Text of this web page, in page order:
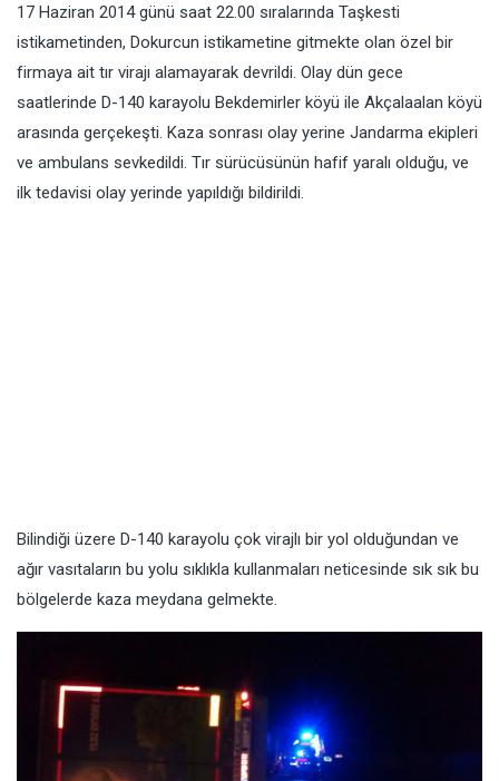
17 Haziran 2014 günü saat 22.00 sıralarında Taşkesti
istikametinden, Dokurcun istikametine gitmekte olan özel bir
firmaya ait tır virajı alamayarak devrildi. Olay dün gece
saatlerinde D-140 karayolu Bekdemirler köyü ile Akçalaalan köyü
arasında gerçekeşti. Kaza sonrası olay yerine Jandarma ekipleri
ve ambulans sevkedildi. Tır sürücüsünün hafif yaralı olduğu, ve
ilk tedavisi olay yerinde yapıldığı bildirildi.
Bilindiği üzere D-140 karayolu çok virajlı bir yol olduğundan ve
ağır vasıtaların bu yolu sıklıkla kullanmaları neticesinde sık sık bu
bölgelerde kaza meydana gelmekte.